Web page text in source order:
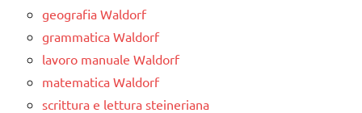
geografia Waldorf
grammatica Waldorf
lavoro manuale Waldorf
matematica Waldorf
scrittura e lettura steineriana